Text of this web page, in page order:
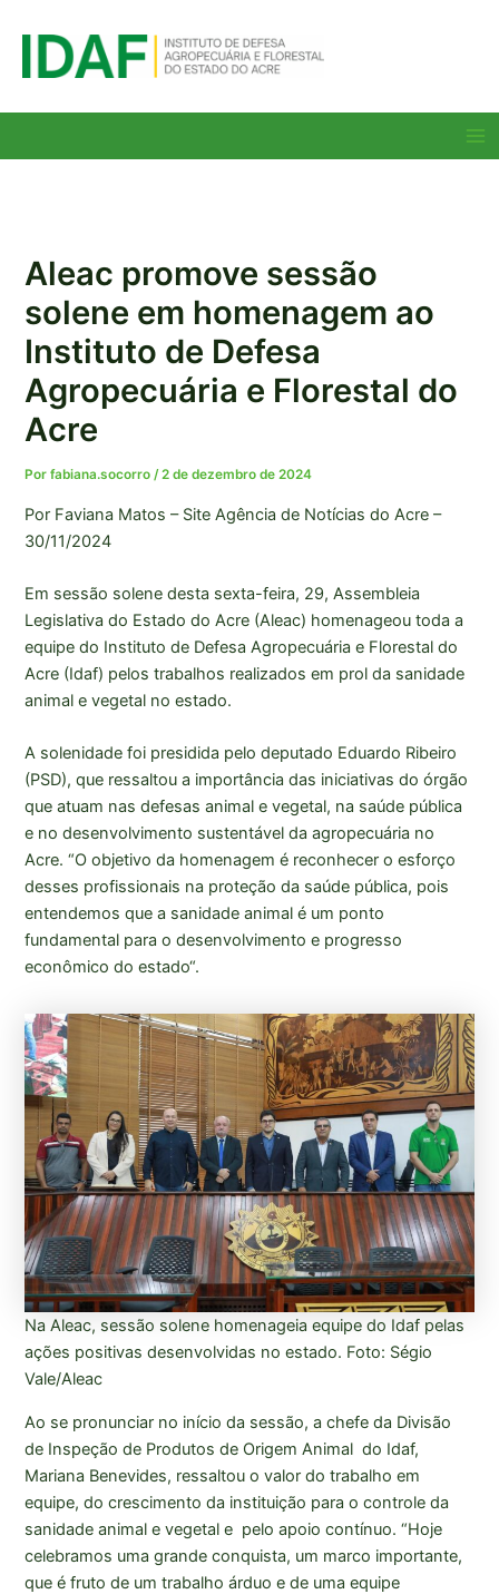
para
Aleac promove sessão
solene em homenagem ao
Instituto de Defesa
Agropecuária e Florestal do
Acre
Porfabiana.socorro/2 de dezembro de 2024
Por Faviana Matos – Site Agência de Notícias do Acre –
30/11/2024
Em sessão solene desta sexta-feira, 29, Assembleia
Legislativa do Estado do Acre (Aleac) homenageou toda a
equipe do Instituto de Defesa Agropecuária e Florestal do
Acre (Idaf) pelos trabalhos realizados em prol da sanidade
animal e vegetal no estado.
A solenidade foi presidida pelo deputado Eduardo Ribeiro
(PSD), que ressaltou a importância das iniciativas do órgão
que atuam nas defesas animal e vegetal, na saúde pública
e no desenvolvimento sustentável da agropecuária no
Acre. “O objetivo da homenagem é reconhecer o esforço
desses profissionais na proteção da saúde pública, pois
entendemos que a sanidade animal é um ponto
fundamental para o desenvolvimento e progresso
econômico do estado“.
Na Aleac, sessão solene homenageia equipe do Idaf pelas
ações positivas desenvolvidas no estado. Foto: Ségio
Vale/Aleac
Ao se pronunciar no início da sessão, a chefe da Divisão
de Inspeção de Produtos de Origem Animal do Idaf,
Mariana Benevides, ressaltou o valor do trabalho em
equipe, do crescimento da instituição para o controle da
sanidade animal e vegetal e pelo apoio contínuo. “Hoje
celebramos uma grande conquista, um marco importante,
que é fruto de um trabalho árduo e de uma equipe